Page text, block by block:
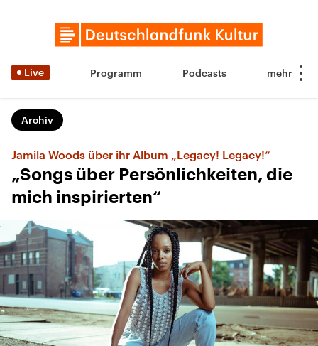
Live Programm Podcasts
Archiv
Jamila Woods über ihr Album „Legacy! Legacy!“
„Songs über Persönlichkeiten, die
mich inspirierten“